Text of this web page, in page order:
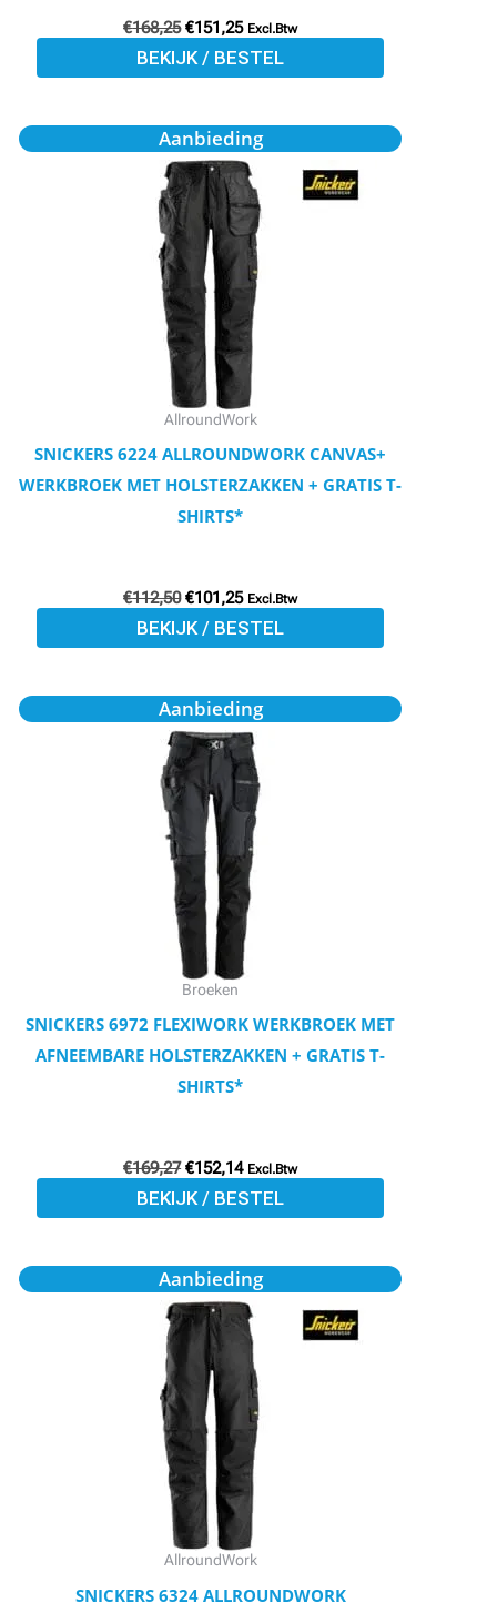
€168,25 €151,25 Excl.Btw
BEKIJK / BESTEL
Aanbieding
AllroundWork
SNICKERS 6224 ALLROUNDWORK CANVAS+
WERKBROEK MET HOLSTERZAKKEN + GRATIS T-
SHIRTS*
€112,50
Oorspronkelijke
prijs
was:
€112,50.
€101,25
Huidige
prijs
is:
€101,25.
Excl.Btw
BEKIJK / BESTEL
Dit
product
heeft
meerdere
variaties.
Deze
optie
kan
gekozen
worden
productpagina
Aanbieding
Broeken
SNICKERS 6972 FLEXIWORK WERKBROEK MET
AFNEEMBARE HOLSTERZAKKEN + GRATIS T-
SHIRTS*
€169,27
Oorspronkelijke
prijs
was:
€169,27.
€152,14
Huidige
prijs
is:
€152,14.
Excl.Btw
BEKIJK / BESTEL
Dit
product
heeft
meerdere
variaties.
Deze
optie
kan
gekozen
worden
op
de
productpagina
Aanbieding
AllroundWork
SNICKERS 6324 ALLROUNDWORK
Oorspronkelijke
prijs
was:
€107,93.
Huidige
prijs
is:
€96,98.
Dit
product
heeft
meerdere
variaties.
Deze
optie
kan
gekozen
worden